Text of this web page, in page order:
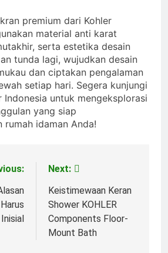
premium dari Kohler
material anti karat
serta estetika desain
tunda lagi, wujudkan desain
dan ciptakan pengalaman
setiap hari. Segera kunjungi
Indonesia untuk mengeksplorasi
yang siap
rumah idaman Anda!
Next:
Keistimewaan Keran
Shower KOHLER
Components Floor-
Mount Bath